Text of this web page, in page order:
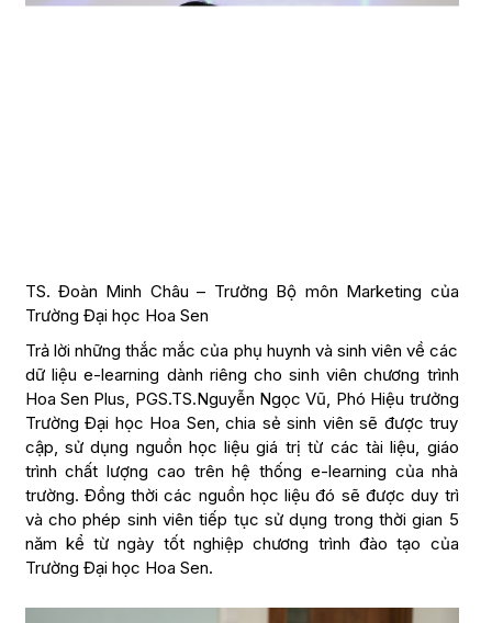
TS. Đoàn Minh Châu – Trưởng Bộ môn Marketing của
Trường Đại học Hoa Sen
Trả lời những thắc mắc của phụ huynh và sinh viên về các
dữ liệu e-learning dành riêng cho sinh viên chương trình
Hoa Sen Plus, PGS.TS.Nguyễn Ngọc Vũ, Phó Hiệu trưởng
Trường Đại học Hoa Sen, chia sẻ sinh viên sẽ được truy
cập, sử dụng nguồn học liệu giá trị từ các tài liệu, giáo
trình chất lượng cao trên hệ thống e-learning của nhà
trường. Đồng thời các nguồn học liệu đó sẽ được duy trì
và cho phép sinh viên tiếp tục sử dụng trong thời gian 5
năm kể từ ngày tốt nghiệp chương trình đào tạo của
Trường Đại học Hoa Sen.